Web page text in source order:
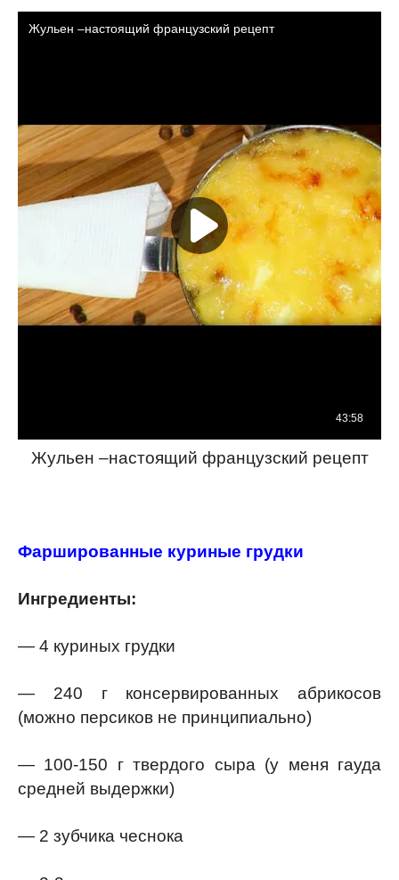
Жульен –настоящий французский рецепт
Фаршированные куриные грудки
Ингредиенты:
— 4 куриных грудки
— 240 г консервированных абрикосов
(можно персиков не принципиально)
— 100-150 г твердого сыра (у меня гауда
средней выдержки)
— 2 зубчика чеснока